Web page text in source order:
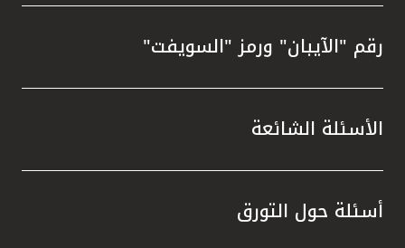
رقم "الآيبان" ورمز "السويفت"
الأسئلة الشائعة
أسئلة حول التورق